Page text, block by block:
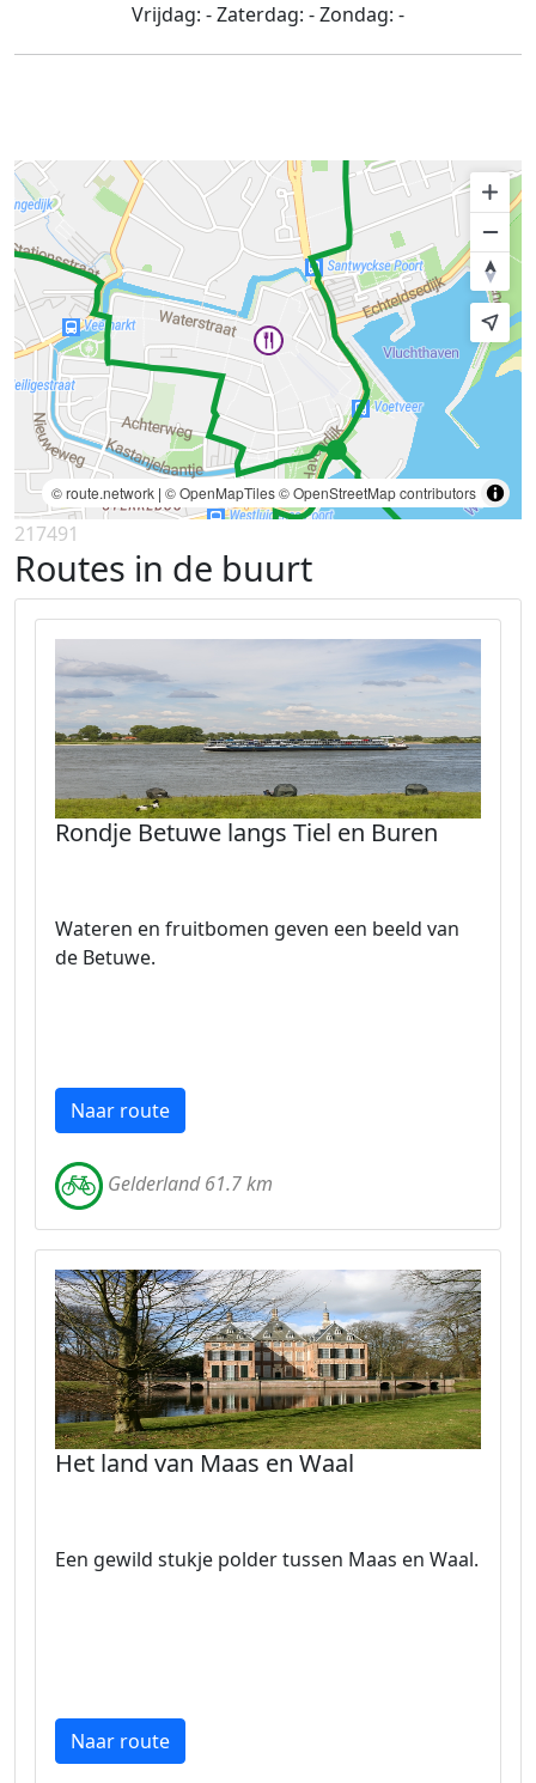
Vrijdag: -Zaterdag: -Zondag: -
© route.network | © OpenMapTiles© OpenStreetMap contributors
217491
Routes in de buurt
Rondje Betuwe langs Tiel en Buren
Wateren en fruitbomen geven een beeld van
de Betuwe.
Naar route
Gelderland 61.7 km
Het land van Maas en Waal
Een gewild stukje polder tussen Maas en Waal.
Naar route